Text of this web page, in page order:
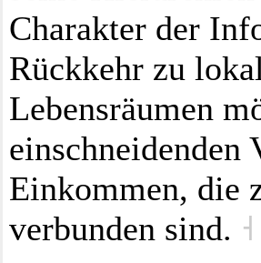
Charakter der
Rückkehr zu
Lebensräumen
einschneidenden
Einkommen, die
verbunden sind. ˧